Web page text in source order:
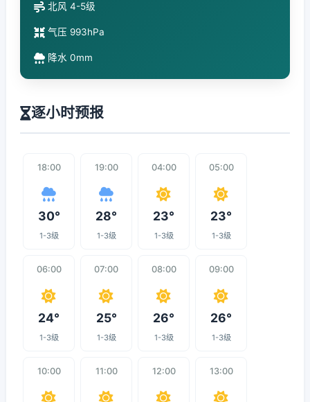
北风 4-5级
气压 993hPa
降水 0mm
逐小时预报
18:00
30°
1-3级
19:00
28°
1-3级
04:00
23°
1-3级
05:00
23°
1-3级
06:00
24°
1-3级
07:00
25°
1-3级
08:00
26°
1-3级
09:00
26°
1-3级
10:00 11:00 12:00 13:00